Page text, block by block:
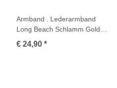
Armband . Lederarmband
Long Beach Schlamm Gold
plated poliert . M01699
€ 24,90 *